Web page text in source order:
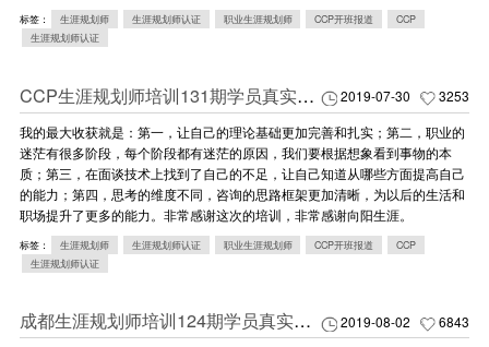
标签： 生涯规划师 生涯规划师认证 职业生涯规划师 CCP开班报道
CCP
生涯规划师认证
2019-07-30 3253
CCP生涯规划师培训131期学员真实感悟
我的最大收获就是：第一，让自己的理论基础更加完善和扎实；第二，职业的
迷茫有很多阶段，每个阶段都有迷茫的原因，我们要根据想象看到事物的本
质；第三，在面谈技术上找到了自己的不足，让自己知道从哪些方面提高自己
的能力；第四，思考的维度不同，咨询的思路框架更加清晰，为以后的生活和
职场提升了更多的能力。非常感谢这次的培训，非常感谢向阳生涯。
标签： 生涯规划师 生涯规划师认证 职业生涯规划师 CCP开班报道
CCP
生涯规划师认证
2019-08-02 6843
成都生涯规划师培训124期学员真实感悟